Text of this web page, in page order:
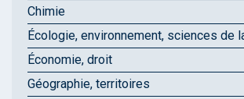
Chimie
Écologie, environnement, sciences de
Économie, droit
Géographie, territoires